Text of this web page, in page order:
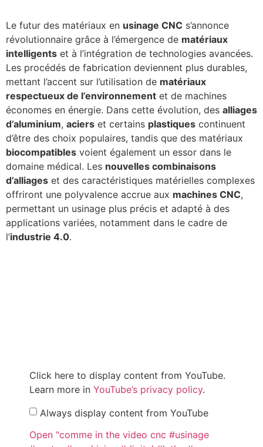
Le futur des matériaux en usinage CNC s’annonce
révolutionnaire grâce à l’émergence de matériaux
intelligents et à l’intégration de technologies avancées.
Les procédés de fabrication deviennent plus durables,
mettant l’accent sur l’utilisation de matériaux
respectueux de l’environnement et de machines
économes en énergie. Dans cette évolution, des alliages
d’aluminium, aciers et certains plastiques continuent
d’être des choix populaires, tandis que des matériaux
biocompatibles voient également un essor dans le
domaine médical. Les nouvelles combinaisons
d’alliages et des caractéristiques matérielles complexes
offriront une polyvalence accrue aux machines CNC,
permettant un usinage plus précis et adapté à des
applications variées, notamment dans le cadre de
l’industrie 4.0.
Click here to display content from YouTube.
Learn more in YouTube’s privacy policy.
Always display content from YouTube
Open "comme in the video cnc #usinage